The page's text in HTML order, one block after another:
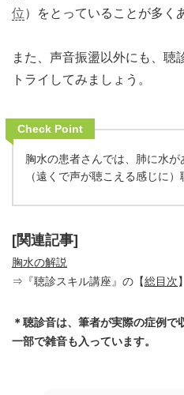
位）をとっていることが多く
また、声音振盪以外にも、聴
トライしてみましょう。
Check Point
胸水の患者さんでは、肺に水
（遠くで声が聴こえる感じに）
[関連記事]
胸水の解説
⇒『聴診スキル講座』の【総目次
＊聴診音は、筆者が実際の症例で
一部で雑音も入っています。